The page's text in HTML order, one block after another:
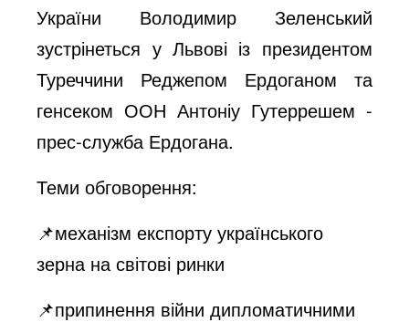
України Володимир Зеленський
зустрінеться у Львові із президентом
Туреччини Реджепом Ердоганом та
генсеком ООН Антоніу Гутеррешем -
прес-служба Ердогана.
Теми обговорення:
📌механізм експорту українського
зерна на світові ринки
📌припинення війни дипломатичними